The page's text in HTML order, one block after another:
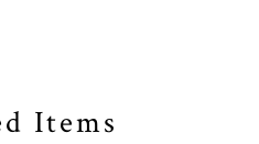
Items